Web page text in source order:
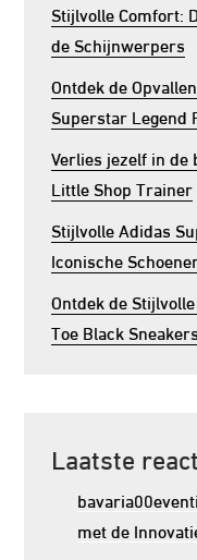
Stijlvolle Comfort:
de Schijnwerpers
Ontdek de
Superstar Legend
Verlies jezelf in de
Little Shop Trainer
Stijlvolle Adidas
Iconische
Ontdek de
Toe Black Sneakers
Laatste
met de